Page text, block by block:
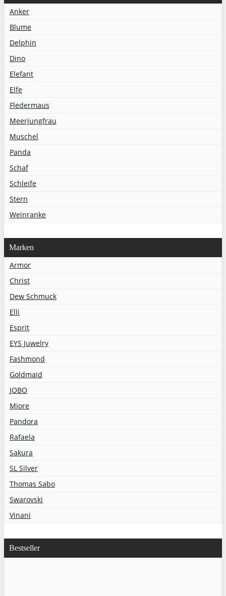
Anker
Blume
Delphin
Dino
Elefant
Elfe
Fledermaus
Meerjungfrau
Muschel
Panda
Schaf
Schleife
Stern
Weinranke
Marken
Armor
Christ
Dew Schmuck
Elli
Esprit
EYS Juwelry
Fashmond
Goldmaid
JOBO
Miore
Pandora
Rafaela
Sakura
SL Silver
Thomas Sabo
Swarovski
Vinani
Bestseller